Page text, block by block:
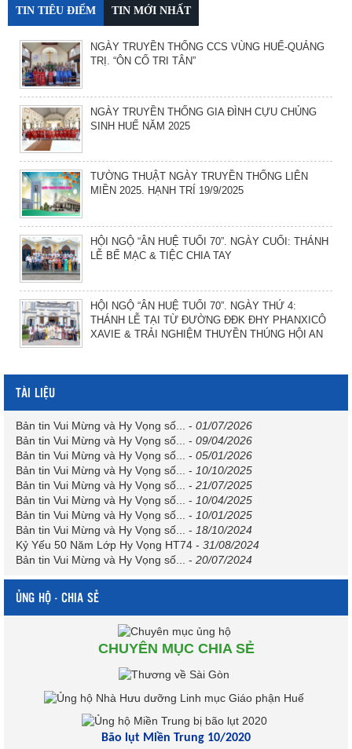
TIN TIÊU ĐIỂM TIN MỚI NHẤT
NGÀY TRUYỀN THỐNG CCS VÙNG HUẾ-QUẢNG
TRỊ. “ÔN CỐ TRI TÂN”
NGÀY TRUYỀN THỐNG GIA ĐÌNH CỰU CHỦNG
SINH HUẾ NĂM 2025
TƯỜNG THUẬT NGÀY TRUYỀN THỐNG LIÊN
MIỀN 2025. HẠNH TRÍ 19/9/2025
HỘI NGỘ “ÂN HUỆ TUỔI 70”. NGÀY CUỐI: THÁNH
LỄ BẾ MẠC & TIỆC CHIA TAY
HỘI NGỘ “ÂN HUỆ TUỔI 70”. NGÀY THỨ 4:
THÁNH LỄ TẠI TỪ ĐƯỜNG ĐĐK ĐHY PHANXICÔ
XAVIE & TRẢI NGHIỆM THUYỀN THÚNG HỘI AN
TÀI LIỆU
Bản tin Vui Mừng và Hy Vọng số... - 01/07/2026
Bản tin Vui Mừng và Hy Vọng số... - 09/04/2026
Bản tin Vui Mừng và Hy Vọng số... - 05/01/2026
Bản tin Vui Mừng và Hy Vọng số... - 10/10/2025
Bản tin Vui Mừng và Hy Vọng số... - 21/07/2025
Bản tin Vui Mừng và Hy Vọng số... - 10/04/2025
Bản tin Vui Mừng và Hy Vọng số... - 10/01/2025
Bản tin Vui Mừng và Hy Vọng số... - 18/10/2024
Kỷ Yếu 50 Năm Lớp Hy Vọng HT74 - 31/08/2024
Bản tin Vui Mừng và Hy Vọng số... - 20/07/2024
ỦNG HỘ - CHIA SẺ
CHUYÊN MỤC CHIA SẺ
Bão lụt Miền Trung 10/2020